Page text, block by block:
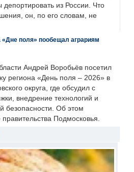
из России. Что
он, по его словам, не
«Дне поля» пообещал аграриям
Андрей Воробьёв посетил
региона «День поля – 2026» в
округа, где обсудил с
внедрение технологий и
безопасности. Об этом
Подмосковья.